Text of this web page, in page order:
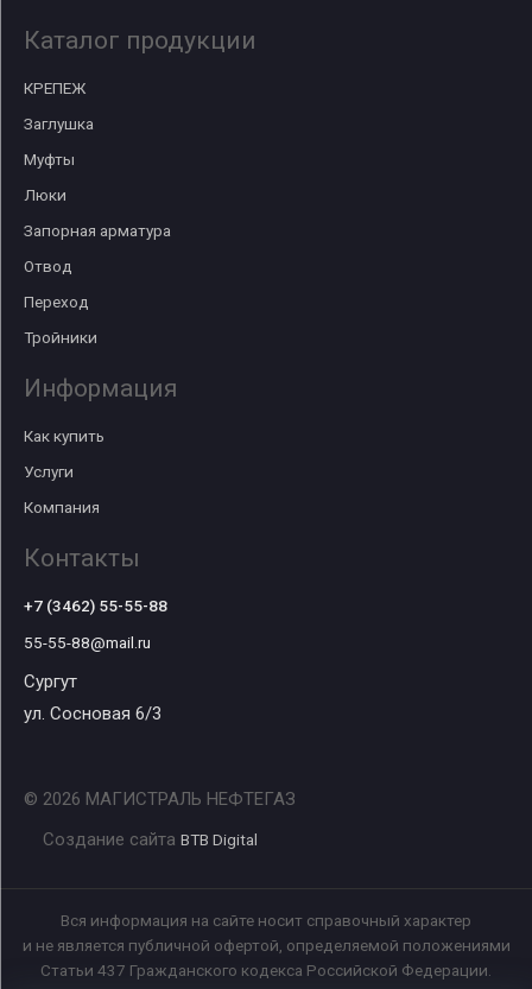
Каталог продукции
КРЕПЕЖ
Заглушка
Муфты
Люки
Запорная арматура
Отвод
Переход
Тройники
Информация
Как купить
Услуги
Компания
Контакты
+7 (3462) 55-55-88
55-55-88@mail.ru
Сургут
ул. Сосновая 6/3
© 2026 МАГИСТРАЛЬ НЕФТЕГАЗ
Создание сайта BTB Digital
Вся информация на сайте носит справочный характер
и не является публичной офертой, определяемой положениями
Статьи 437 Гражданского кодекса Российской Федерации.